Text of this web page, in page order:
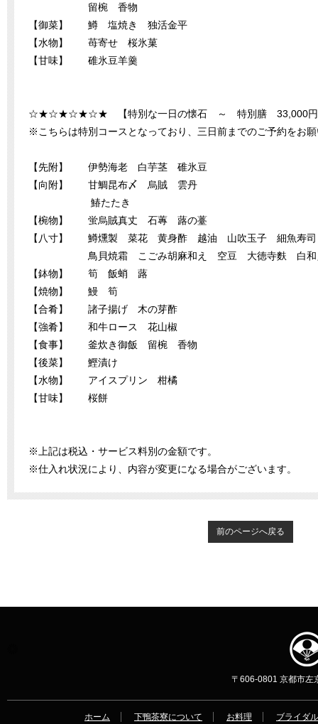
留椀 香物
【御菜】 鱒 塩焼き 独活金平
【水物】 苺寄せ 桜氷菓
【甘味】 碓氷豆羊羹
☆★☆★☆★☆★ 【特別な一日の懐石 ～ 特別膳
※こちらは特別コースとなっており、三日前までのご予約をお
【先附】 伊勢海老 白芋茎 碓氷豆
【向附】 甘鯛昆布〆 烏賊 雲丹
鰆たたき
【椀物】 蛍烏賊真丈 石蓴 蕗の薹
【八寸】 鱒燻製 菜花 黄身酢 越油 山吹玉子 細魚寿司
鳥貝焼霜 こごみ胡麻和え 空豆 大徳寺麩 白和
【鉢物】 筍 飯蛸 蕗
【焼物】 鰻 筍
【合肴】 諸子揚げ 木の芽酢
【強肴】 和牛ロース 花山椒
【食事】 釜炊き御飯 留椀 香物
【後菜】 鰹漬け
【水物】 アイスプリン 柑橘
【甘味】 桜餅
※上記は税込・サービス料別の金額です。
※仕入れ状況により、内容が変更になる場合がございます。
前のページへ戻る
〒606-0801 京都市左
ホーム 下鴨茶寮について お料理 ブライダル